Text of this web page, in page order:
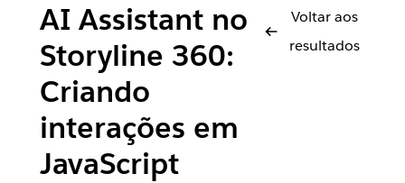
AI Assistant no
Storyline 360:
Criando
interações em
JavaScript
Voltar aos
resultados